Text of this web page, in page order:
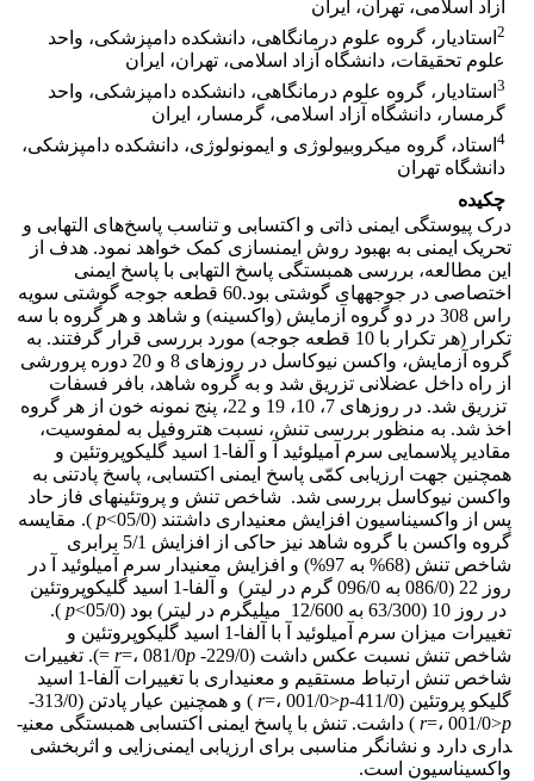
آزاد اسلامی، تهران، ایران
2 استادیار، گروه علوم درمانگاهی، دانشکده دامپزشکی، واحد
علوم تحقیقات، دانشگاه آزاد اسلامی، تهران، ایران
3 استادیار، گروه علوم درمانگاهی، دانشکده دامپزشکی، واحد
گرمسار، دانشگاه آزاد اسلامی، گرمسار، ایران
4 استاد، گروه میکروبیولوژی و ایمونولوژی، دانشکده دامپزشکی،
دانشگاه تهران
چکیده
درک پیوستگی ایمنی ذاتی و اکتسابی و تناسب پاسخ‌های التهابی و
تحریک ایمنی به بهبود روش ایمن­سازی کمک خواهد نمود. هدف از
این مطالعه، بررسی همبستگی پاسخ التهابی با پاسخ ایمنی
اختصاصی در جوجه­های گوشتی بود.60 قطعه جوجه گوشتی سویه
راس 308 در دو گروه آزمایش (واکسینه) و شاهد و هر گروه با سه
تکرار (هر تکرار با 10 قطعه جوجه) مورد بررسی قرار گرفتند. به
گروه آزمایش، واکسن نیوکاسل در روزهای 8 و 20 دوره پرورشی
از راه داخل عضلانی تزریق شد و به گروه شاهد، بافر فسفات
تزریق شد. در روزهای 7، 10، 19 و 22، پنج نمونه خون از هر گروه
اخذ شد. به منظور بررسی تنش، نسبت هتروفیل به لمفوسیت،
مقادیر پلاسمایی سرم آمیلوئید آ و آلفا-1 اسید گلیکوپروتئین و
همچنین جهت ارزیابی کمّی پاسخ ایمنی اکتسابی، پاسخ پادتنی به
واکسن نیوکاسل بررسی شد. شاخص تنش و پروتئین­های فاز حاد
پس از واکسیناسیون افزایش معنی­داری داشتند (05/0>
p ). مقایسه
گروه واکسن با گروه شاهد نیز حاکی از افزایش 5/1 برابری
شاخص تنش (68% به 97%) و افزایش معنی­دار سرم آمیلوئید آ در
روز 22 (086/0 به 096/0 گرم در لیتر) و آلفا-1 اسید گلیکوپروتئین
در روز 10 (63/300 به 12/600 میلی­گرم در لیتر) بود (05/0>
p
).
تغییرات میزان سرم آمیلوئید آ با آلفا-1 اسید گلیکوپروتئین و
شاخص تنش نسبت عکس داشت (229/0-
r=، 081/0p
=). تغییرات
شاخص تنش ارتباط مستقیم و معنی­داری با تغییرات آلفا-1 اسید
گلیکو پروتئین (411/0-
r=، 001/0>p
) و همچنین عیار پادتن (313/0-
r=، 001/0>p
) داشت. تنش با پاسخ ایمنی اکتسابی همبستگی معنی­
داری دارد و نشانگر مناسبی برای ارزیابی ایمنی‌زایی و اثربخشی
واکسیناسیون است.